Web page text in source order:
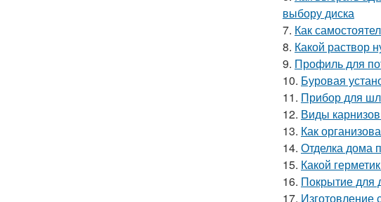
выбору диска
7. Как
8. Какой раствор
9. Профиль для
10. Буровая
11. Прибор для
12. Виды
13. Как
14. Отделка дома
15. Какой
16. Покрытие для
17. Изготовление